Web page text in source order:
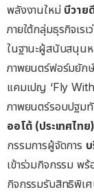
พลังงานใหม่ บีวาย
ภายใต้กลุ่มธุรกิจเรเ
ในฐานะผู้สนับสนุนห
ภาพยนตร์ฟอร์มยักษ์
แคมเปญ ‘Fly
ภาพยนตร์รอบปฐม
ออโต้ (ประเทศไทย)
กรรมการผู้จัดการ
เข้าร่วมกิจกรรม พ
กิจกรรมรับสิทธิพิเ